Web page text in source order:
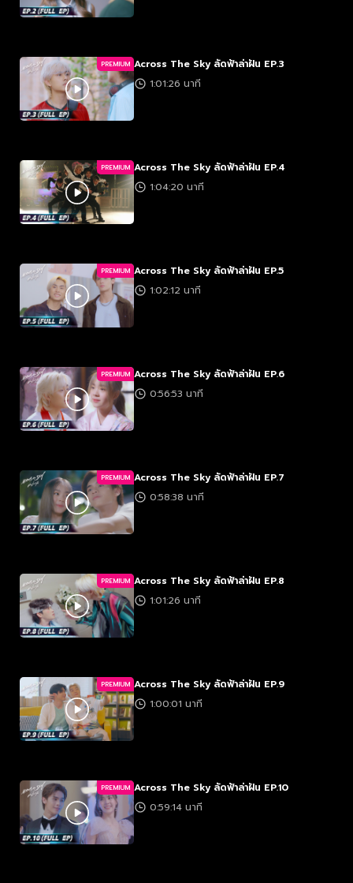
PREMIUM Across The Sky ลัดฟ้าล่าฝัน EP.3
1:01:26 นาที
PREMIUM Across The Sky ลัดฟ้าล่าฝัน EP.4
1:04:20 นาที
PREMIUM Across The Sky ลัดฟ้าล่าฝัน EP.5
1:02:12 นาที
PREMIUM Across The Sky ลัดฟ้าล่าฝัน EP.6
0:56:53 นาที
PREMIUM Across The Sky ลัดฟ้าล่าฝัน EP.7
0:58:38 นาที
PREMIUM Across The Sky ลัดฟ้าล่าฝัน EP.8
1:01:26 นาที
PREMIUM Across The Sky ลัดฟ้าล่าฝัน EP.9
1:00:01 นาที
PREMIUM Across The Sky ลัดฟ้าล่าฝัน EP.10
0:59:14 นาที